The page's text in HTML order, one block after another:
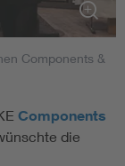
Components &
Components
die